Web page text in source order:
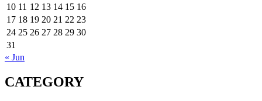
10 11 12 13 14 15 16
17 18 19 20 21 22 23
24 25 26 27 28 29 30
31
« Jun
CATEGORY